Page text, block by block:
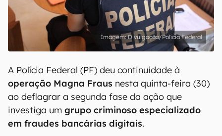
Divulgação/Polícia Federal
A Polícia Federal (PF) deu continuidade à
operação Magna Fraus nesta quinta-feira (30)
ao deflagrar a segunda fase da ação que
investiga um grupo criminoso especializado
em fraudes bancárias digitais.